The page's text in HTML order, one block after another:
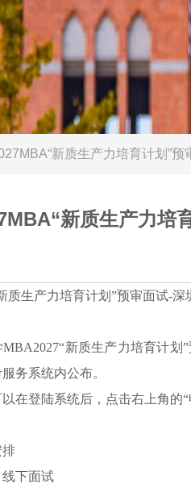
新质生产力培育计划”
新质生产力培
质生产力培育计划”预审面试-深
MBA2027“新质生产力培育计
务系统内公布。
在登陆系统后，点击右上角的
排
下面试